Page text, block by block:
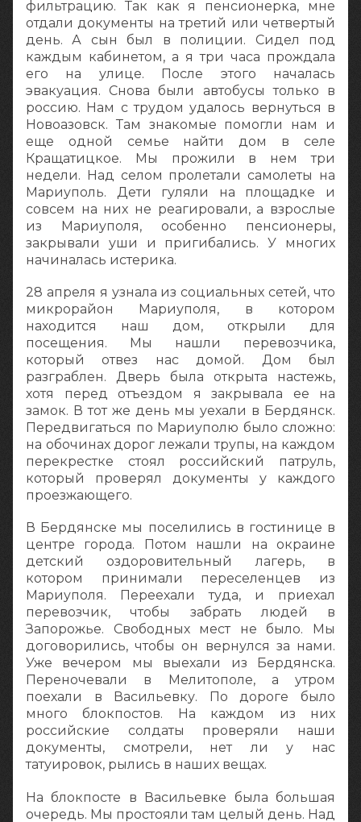
фильтрацию. Так как я пенсионерка, мне
отдали документы на третий или четвертый
день. А сын был в полиции. Сидел под
каждым кабинетом, а я три часа прождала
его на улице. После этого началась
эвакуация. Снова были автобусы только в
россию. Нам с трудом удалось вернуться в
Новоазовск. Там знакомые помогли нам и
еще одной семье найти дом в селе
Кращатицкое. Мы прожили в нем три
недели. Над селом пролетали самолеты на
Мариуполь. Дети гуляли на площадке и
совсем на них не реагировали, а взрослые
из Мариуполя, особенно пенсионеры,
закрывали уши и пригибались. У многих
начиналась истерика.
28 апреля я узнала из социальных сетей, что
микрорайон Мариуполя, в котором
находится наш дом, открыли для
посещения. Мы нашли перевозчика,
который отвез нас домой. Дом был
разграблен. Дверь была открыта настежь,
хотя перед отъездом я закрывала ее на
замок. В тот же день мы уехали в Бердянск.
Передвигаться по Мариуполю было сложно:
на обочинах дорог лежали трупы, на каждом
перекрестке стоял российский патруль,
который проверял документы у каждого
проезжающего.
В Бердянске мы поселились в гостинице в
центре города. Потом нашли на окраине
детский оздоровительный лагерь, в
котором принимали переселенцев из
Мариуполя. Переехали туда, и приехал
перевозчик, чтобы забрать людей в
Запорожье. Свободных мест не было. Мы
договорились, чтобы он вернулся за нами.
Уже вечером мы выехали из Бердянска.
Переночевали в Мелитополе, а утром
поехали в Васильевку. По дороге было
много блокпостов. На каждом из них
российские солдаты проверяли наши
документы, смотрели, нет ли у нас
татуировок, рылись в наших вещах.
На блокпосте в Васильевке была большая
очередь. Мы простояли там целый день. Над